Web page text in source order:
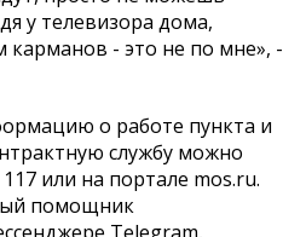
у телевизора дома,
карманов - это не по мне», -
о работе пункта и
службу можно
или на портале mos.ru.
помощник